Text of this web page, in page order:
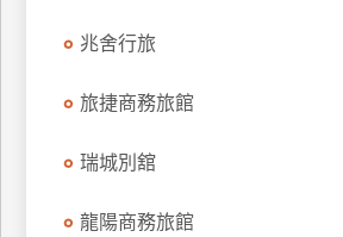
兆舍行旅
旅捷商務旅館
瑞城別舘
龍陽商務旅館